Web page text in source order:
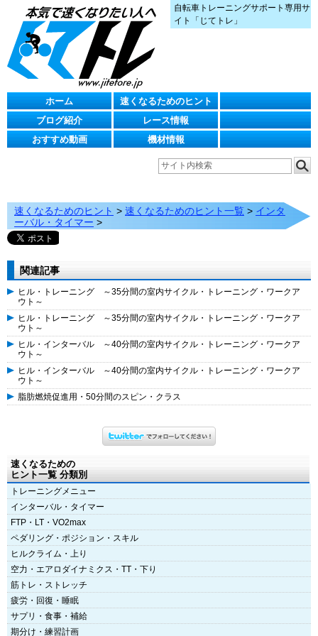
自転車トレーニングサポート専用サ
イト「じてトレ」
ホーム
速くなるためのヒント
ブログ紹介
レース情報
おすすめ動画
機材情報
速くなるためのヒント > 速くなるためのヒント一覧 > インタ
ーバル・タイマー >
関連記事
ヒル・トレーニング ～35分間の室内サイクル・トレーニング・ワークア
ウト～
ヒル・トレーニング ～35分間の室内サイクル・トレーニング・ワークア
ウト～
ヒル・インターバル ～40分間の室内サイクル・トレーニング・ワークア
ウト～
ヒル・インターバル ～40分間の室内サイクル・トレーニング・ワークア
ウト～
脂肪燃焼促進用・50分間のスピン・クラス
速くなるための
ヒント一覧 分類別
トレーニングメニュー
インターバル・タイマー
FTP・LT・VO2max
ペダリング・ポジション・スキル
ヒルクライム・上り
空力・エアロダイナミクス・TT・下り
筋トレ・ストレッチ
疲労・回復・睡眠
サプリ・食事・補給
期分け・練習計画